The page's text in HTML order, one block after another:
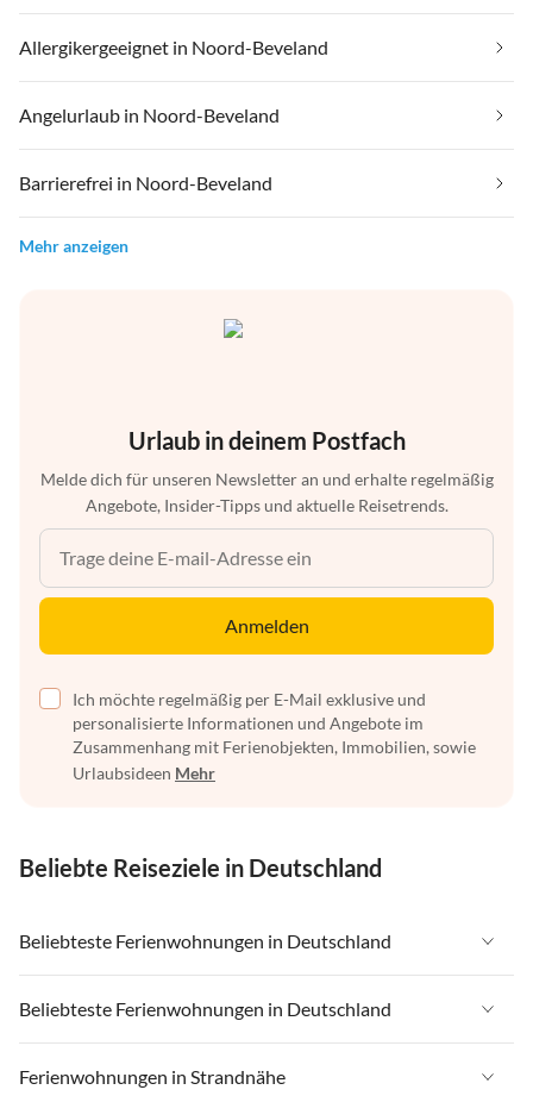
Allergikergeeignet in Noord-Beveland
Angelurlaub in Noord-Beveland
Barrierefrei in Noord-Beveland
Mehr anzeigen
Urlaub in deinem Postfach
Melde dich für unseren Newsletter an und erhalte regelmäßig
Angebote, Insider-Tipps und aktuelle Reisetrends.
Anmelden
Ich möchte regelmäßig per E-Mail exklusive und
personalisierte Informationen und Angebote im
Zusammenhang mit Ferienobjekten, Immobilien, sowie
Urlaubsideen Mehr
Beliebte Reiseziele in Deutschland
Beliebteste Ferienwohnungen in Deutschland
Ferienwohnungen in Deutschland
Ferienwohnungen in Ostsee
Ferienwohnungen in Nordsee
Beliebteste Ferienwohnungen in Deutschland
Ferienwohnungen in Deutschland
Ferienwohnungen in Strandnähe